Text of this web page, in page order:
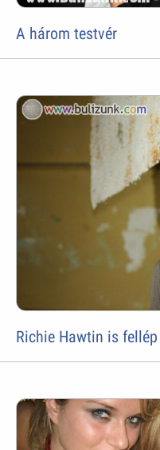
A három testvér
Richie Hawtin is